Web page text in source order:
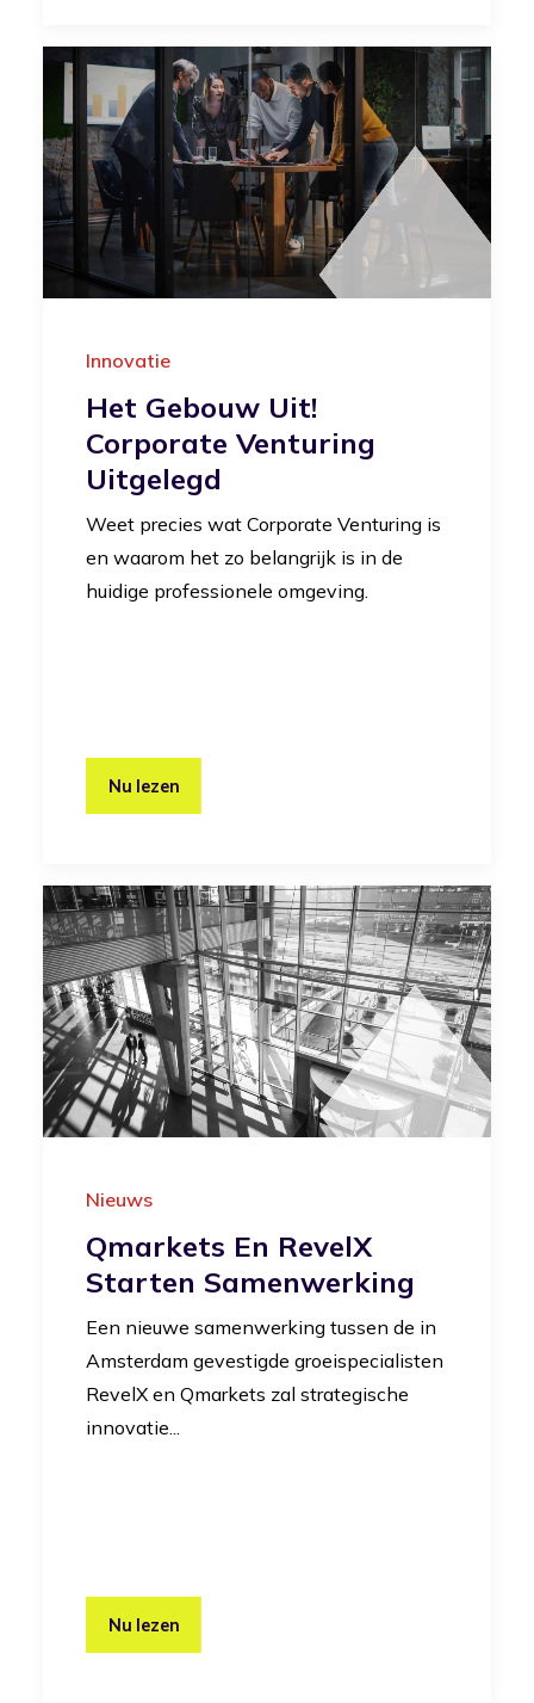
Innovatie
Het Gebouw Uit!
Corporate Venturing
Uitgelegd
Weet precies wat Corporate Venturing is
en waarom het zo belangrijk is in de
huidige professionele omgeving.
Nu lezen
Nieuws
Qmarkets En RevelX
Starten Samenwerking
Een nieuwe samenwerking tussen de in
Amsterdam gevestigde groeispecialisten
RevelX en Qmarkets zal strategische
innovatie...
Nu lezen